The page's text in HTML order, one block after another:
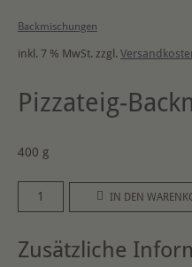
Backmischungen
inkl. 7 % MwSt. zzgl.
Pizzateig-
400 g
Pizzateig-
Backmischung
g
IN DEN
Zusätzliche